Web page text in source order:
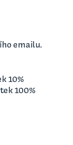
emailu.
10%
100%